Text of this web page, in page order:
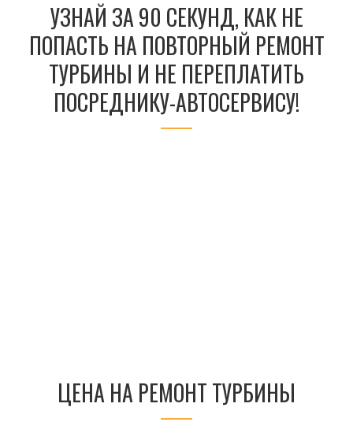
УЗНАЙ ЗА 90 СЕКУНД, КАК НЕ
ПОПАСТЬ НА ПОВТОРНЫЙ РЕМОНТ
ТУРБИНЫ И НЕ ПЕРЕПЛАТИТЬ
ПОСРЕДНИКУ-АВТОСЕРВИСУ!
ЦЕНА НА РЕМОНТ ТУРБИНЫ